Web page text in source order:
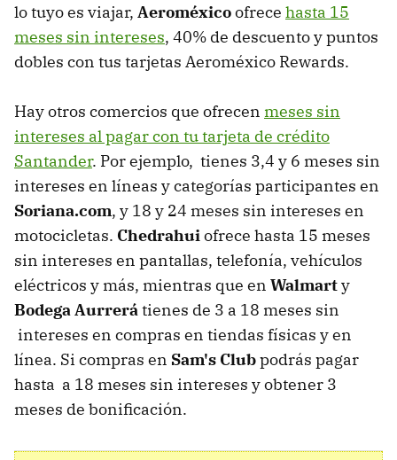
lo tuyo es viajar, Aeroméxicoofrece hasta 15
meses sin intereses, 40% de descuento y puntos
dobles con tus tarjetas Aeroméxico Rewards.
Hay otros comercios que ofrecen meses sin
intereses al pagar con tu tarjeta de crédito
Santander. Por ejemplo, tienes 3,4 y 6 meses sin
intereses en líneas y categorías participantes en
Soriana.com, y 18 y 24 meses sin intereses en
motocicletas. Chedrahuiofrece hasta 15 meses
sin intereses en pantallas, telefonía, vehículos
eléctricos y más, mientras que en Walmarty
Bodega Aurrerátienes de 3 a 18 meses sin
intereses en compras en tiendas físicas y en
línea. Si compras en Sam's Clubpodrás pagar
hasta a 18 meses sin intereses y obtener 3
meses de bonificación.